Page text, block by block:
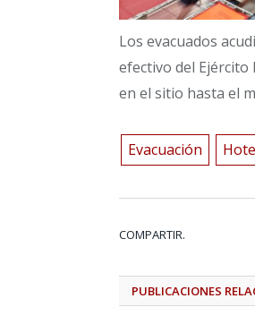
Los evacuados
efectivo del Ejército
en el sitio hasta el
Evacuación
COMPARTIR.
PUBLICACIONES